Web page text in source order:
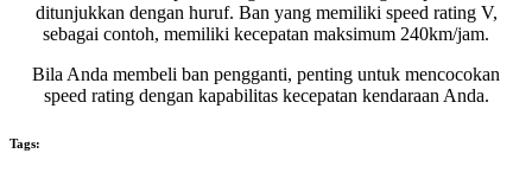
ditunjukkan dengan huruf. Ban yang memiliki speed rating V,
sebagai contoh, memiliki kecepatan maksimum 240km/jam.
Bila Anda membeli ban pengganti, penting untuk mencocokan
speed rating dengan kapabilitas kecepatan kendaraan Anda.
Tags: